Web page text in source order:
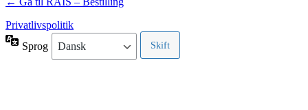
Privatlivspolitik
Sprog